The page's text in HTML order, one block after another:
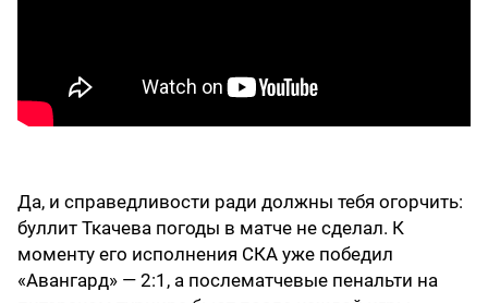
Да, и справедливости ради должны тебя огорчить:
буллит Ткачева погоды в матче не сделал. К
моменту его исполнения СКА уже победил
«Авангард» — 2:1, а послематчевые пенальти на